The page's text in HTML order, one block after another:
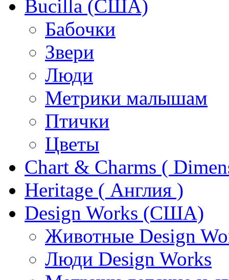
Bucilla (США)
Бабочки
Звери
Люди
Метрики малышам
Птички
Цветы
Chart & Charms (
Heritage ( Англия )
Design Works (США)
Животные Design
Люди Design Works